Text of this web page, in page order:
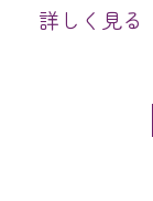
詳しく見る